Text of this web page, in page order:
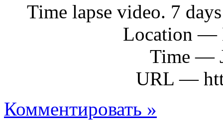
Time lapse video. 7
Location —
Time —
URL —
Комментировать »